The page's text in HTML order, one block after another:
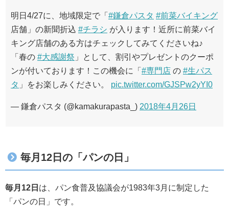
明日4/27に、地域限定で「 #鎌倉パスタ #前菜バイキング
店舗」の新聞折込 #チラシ が入ります！近所に前菜バイ
キング店舗のある方はチェックしてみてくださいね♪
「春の #大感謝祭 」として、割引やプレゼントのクーポ
ンが付いております！この機会に「 #専門店 の #生パス
タ 」をお楽しみください。 pic.twitter.com/GJSPw2yYI0
— 鎌倉パスタ (@kamakurapasta_) 2018年4月26日
毎月12日の「パンの日」
毎月12日 は、パン食普及協議会が1983年3月に制定した
「パンの日」です。